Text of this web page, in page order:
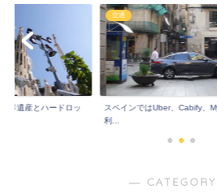
界遺産とハードロッ
交通
スペインではUber、Cabify、
利...
―